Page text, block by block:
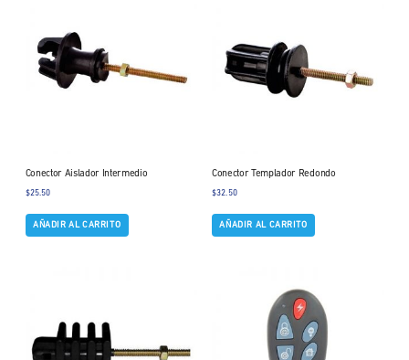
Conector Aislador Intermedio
$25.50
AÑADIR AL CARRITO
Conector Templador Redondo
$32.50
AÑADIR AL CARRITO